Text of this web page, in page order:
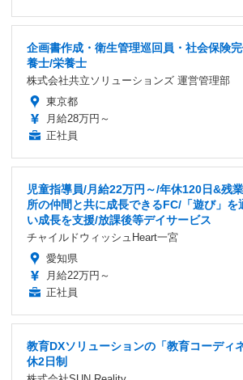
企画書作成・衛生管理巡回員・社会保険
養士/栄養士
株式会社共立ソリューションズ 運営管理部
東京都
月給28万円～
正社員
児童指導員/月給22万円～/年休120日&残
所の仲間と共に成長できるFC/「遊び」を
い成長を支援/放課後等デイサービス
チャイルドウィッシュHeart一宮
愛知県
月給22万円～
正社員
教育DXソリューションの「教育コーディ
休2日制